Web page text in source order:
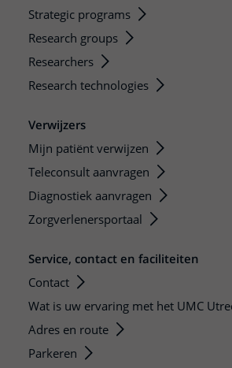
Strategic programs
Research groups
Researchers
Research technologies
Verwijzers
Mijn patiënt verwijzen
Teleconsult aanvragen
Diagnostiek aanvragen
Zorgverlenersportaal
Service, contact en faciliteiten
Contact
Wat is uw ervaring met het UMC
Adres en route
Parkeren